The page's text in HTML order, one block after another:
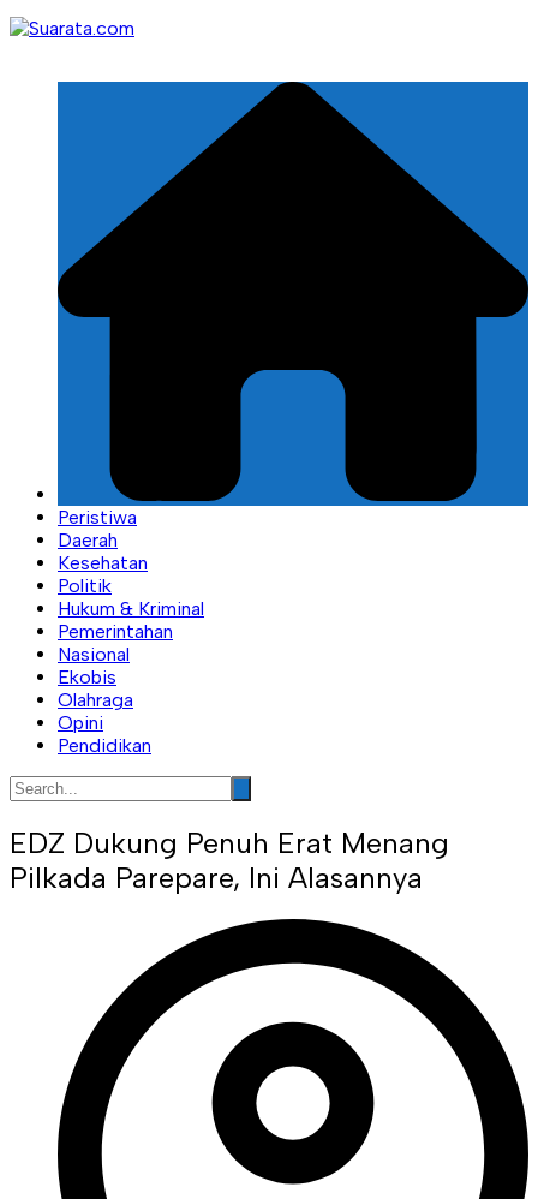
Peristiwa
Daerah
Kesehatan
Politik
Hukum & Kriminal
Pemerintahan
Nasional
Ekobis
Olahraga
Opini
Pendidikan
EDZ Dukung Penuh Erat Menang
Pilkada Parepare, Ini Alasannya